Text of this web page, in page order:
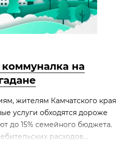
на
жителям Камчатского края
услуги обходятся дороже
до 15% семейного бюджета.
расходов...